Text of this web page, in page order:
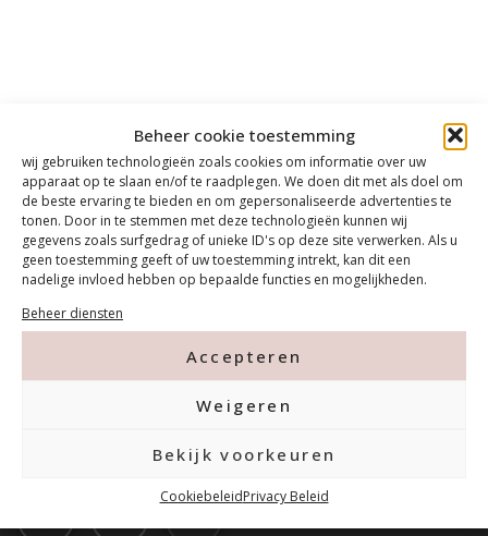
Beheer cookie toestemming
wij gebruiken technologieën zoals cookies om informatie over uw
apparaat op te slaan en/of te raadplegen. We doen dit met als doel om
de beste ervaring te bieden en om gepersonaliseerde advertenties te
tonen. Door in te stemmen met deze technologieën kunnen wij
gegevens zoals surfgedrag of unieke ID's op deze site verwerken. Als u
geen toestemming geeft of uw toestemming intrekt, kan dit een
nadelige invloed hebben op bepaalde functies en mogelijkheden.
Beheer diensten
Accepteren
Weigeren
Bekijk voorkeuren
CookiebeleidPrivacy Beleid
Contact
Tanthofdreef 7 2623 EW Delft